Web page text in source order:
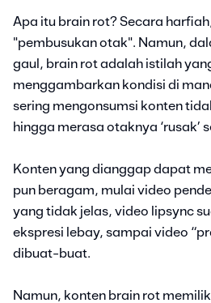
Apa itu brain rot? Secara
"pembusukan otak". Namun,
gaul, brain rot adalah istilah
menggambarkan kondisi di
sering mengonsumsi konten
hingga merasa otaknya ‘rusak’
Konten yang dianggap dapat
pun beragam, mulai video
yang tidak jelas, video lipsync
ekspresi lebay, sampai video
dibuat-buat.
Namun, konten brain rot